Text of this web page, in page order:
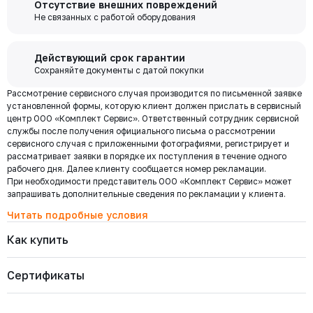
487-065-16
Давление номинальноеДиаметр номинальный
10 820 ₽
487-050-16
Давление номинальное
РУ 16
Диаметр номинальный
ДУ 50
Наличие
Есть
Цена с НДС
7 519 ₽ Купить
487-040-16
Давление номинальноеДиаметр номинальныйНаличие
Цена с НДС Купить
487-032-16
Давление номинальное
РУ 16 ДУ 32 Есть
выходя из дома переводите деньги со счета на счет, оплачивайте
покупки и выполняйте другие банковские операции.
Обмен документами через Диадок это обмен и подписание
любых документов без дублирования на бумаге. Приглашаем Вас
приступить к работе по обмену документами в электронном
виде.
Подробнее
забор груза в выбранной вами транспортной компании.
Бесплатная
доставка по
Москве и
области при
заказе от 30
000 ₽
Региональная доставка
Мы стремимся сократить издержки по доставке заказов для наших
клиентов!
Москве. Условия доставки до терминалов ТК в других городах
габаритов и конечного пункта назначения. Услуги по доставке от
Отсутствие внешних повреждений
Не связанных с работой оборудования
Действующий срок гарантии
Сохраняйте документы с датой покупки
Рассмотрение сервисного случая производится по письменной заявке
установленной формы, которую клиент должен прислать в сервисный
центр ООО «Комплект Сервис». Ответственный сотрудник сервисной
службы после получения официального письма о рассмотрении
сервисного случая с приложенными фотографиями, регистрирует и
рассматривает заявки в порядке их поступления в течение одного
рабочего дня. Далее клиенту сообщается номер рекламации.
При необходимости представитель ООО «Комплект Сервис» может
запрашивать дополнительные сведения по рекламации у клиента.
Читать подробные условия
Как купить
Сертификаты